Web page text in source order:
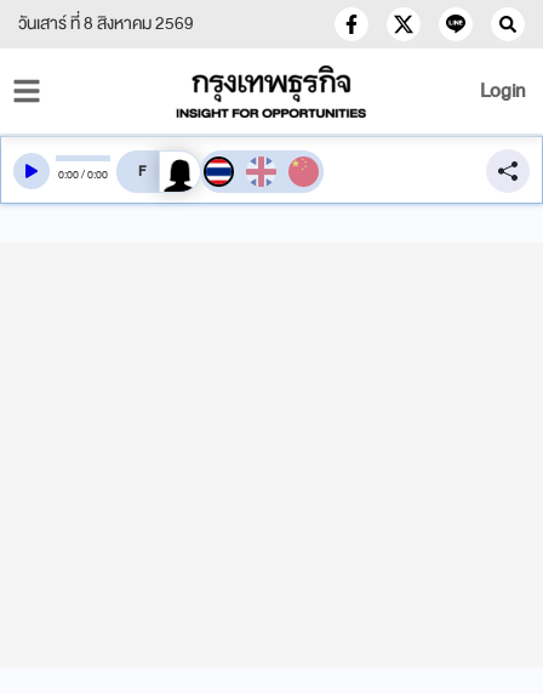
วันเสาร์ ที่ 8 สิงหาคม 2569
Login
0:00/0:00 สลับเสียงอ่าน